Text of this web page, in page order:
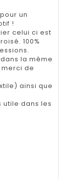
un
!
celui ci est
100%
la même
de
ainsi que
utile dans les